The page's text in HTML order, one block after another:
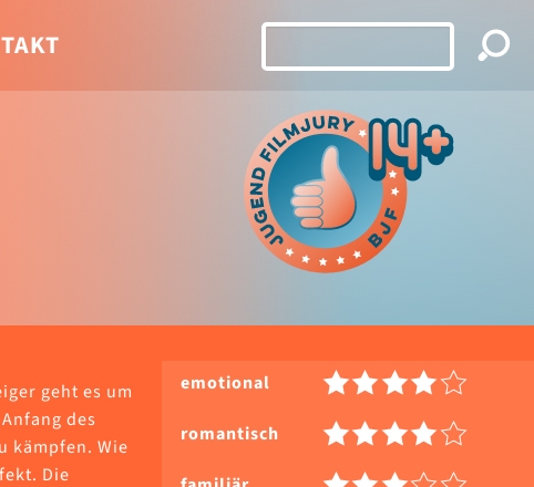
geht es um
des
kämpfen. Wie
Die
emotional
romantisch